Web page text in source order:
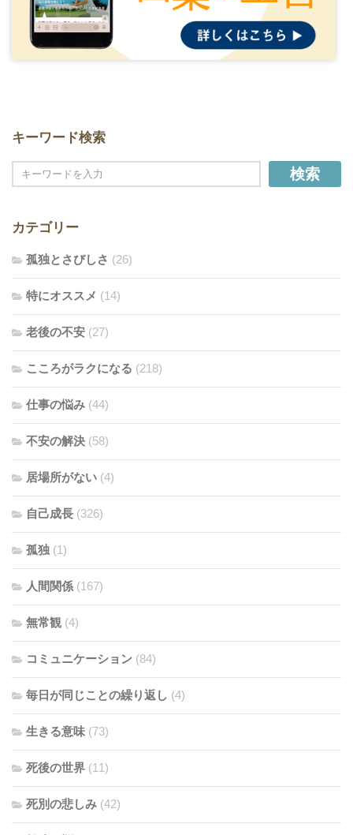
キーワード検索
検索
カテゴリー
孤独とさびしさ (26)
特にオススメ (14)
老後の不安 (27)
こころがラクになる (218)
仕事の悩み (44)
不安の解決 (58)
居場所がない (4)
自己成長 (326)
孤独 (1)
人間関係 (167)
無常観 (4)
コミュニケーション (84)
毎日が同じことの繰り返し (4)
生きる意味 (73)
死後の世界 (11)
死別の悲しみ (42)